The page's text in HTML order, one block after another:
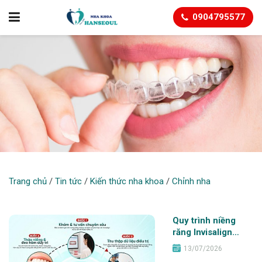
0904795577
Trang chủ / Tin tức / Kiến thức nha khoa / Chỉnh nha
Quy trình niềng
răng Invisalign
chuẩn y khoa: 6
bước tại Nha
13/07/2026